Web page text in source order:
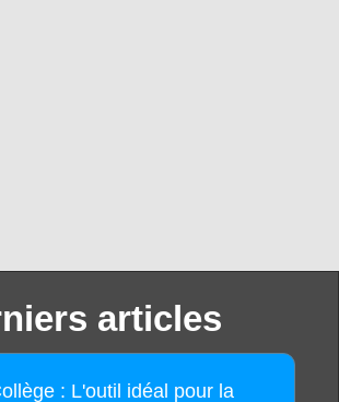
articles
: L'outil idéal pour la